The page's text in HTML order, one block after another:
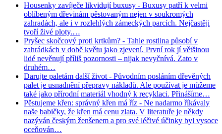
Housenky zavíječe likvidují buxusy - Buxusy patří k velmi
oblíbeným dřevinám pěstovaným nejen v soukromých
zahradách, ale i v rozlehlých zámeckých parcích. Nejčastěji
tvoří živé ploty.…
Pryšec skočcový proti krtkům? - Tahle rostlina působí v
zahrádkách v době květu jako zjevení. První rok jí většinou
lidé nevěnují příliš pozornosti – nijak nevyčnívá. Zato v
druhém…
Darujte paletám další život - Původním posláním dřevěných
palet je usnadnění přepravy nákladů. Ale používat je můžeme
také jako přírodní materiál vhodný k recyklaci. Přinášíme…
Pěstujeme křen: správný křen má říz - Ne nadarmo říkávaly
naše babičky, že křen má cenu zlata. V literatuře je někdy
nazýván českým ženšenem a pro své léčivé účinky byl vysoce
oceňován…